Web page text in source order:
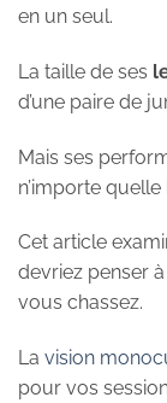
en un seul.
La taille de ses
d’une paire de
Mais ses
n’importe
Cet article
devriez penser
vous chassez.
La vision
pour vos